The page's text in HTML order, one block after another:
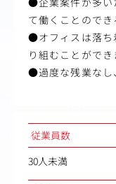
て働くことのでき
●オフィスは落ち
り組むことができ
●過度な残業なし
従業員数
30人未満